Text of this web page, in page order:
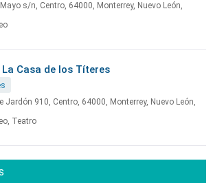
s/n, Centro, 64000, Monterrey, Nuevo León,
La Casa de los Títeres
Jardón 910, Centro, 64000, Monterrey, Nuevo León,
Teatro